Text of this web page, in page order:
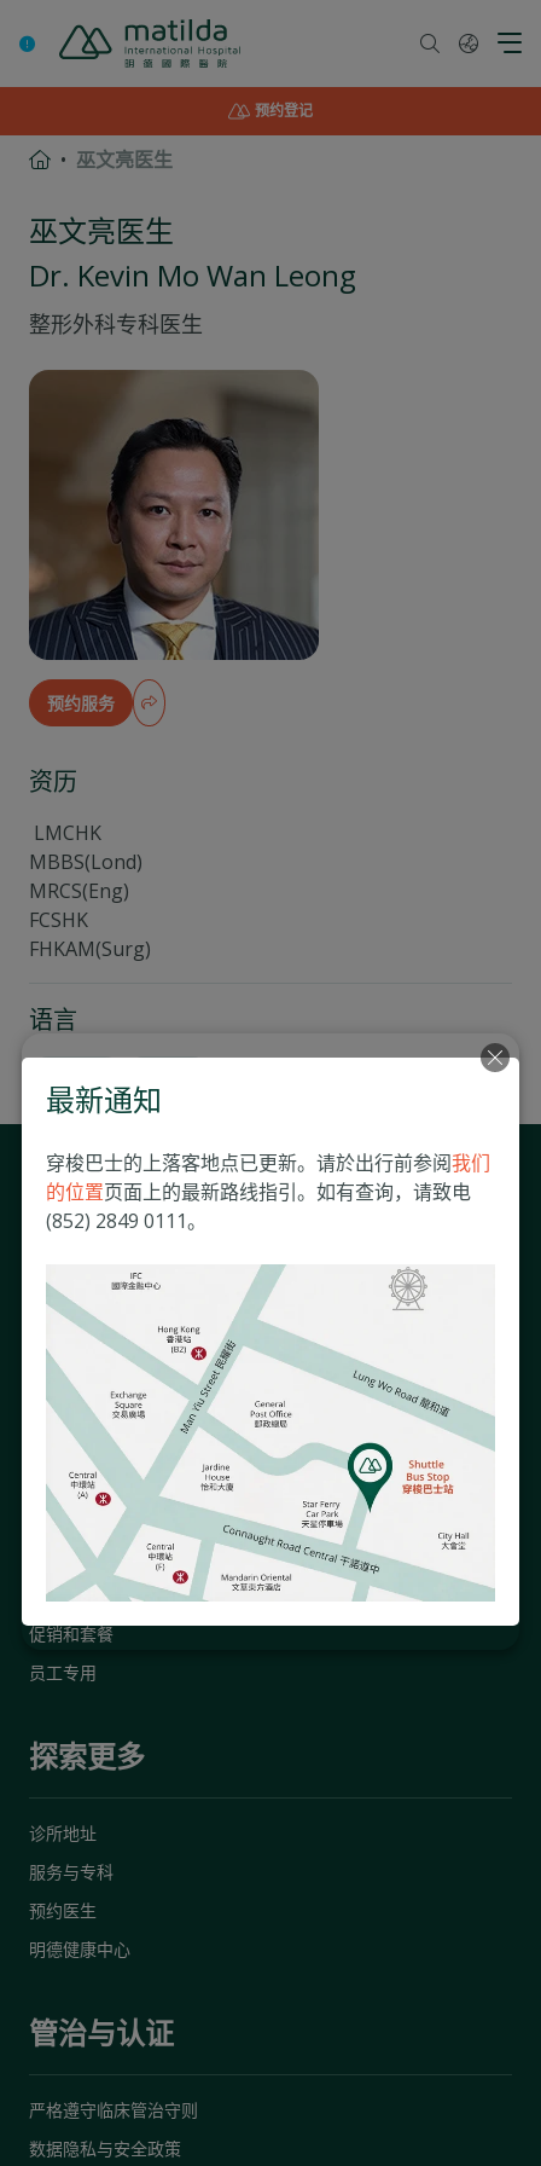
预约登记
巫文亮医生
巫文亮医生
Dr. Kevin Mo Wan Leong
整形外科专科医生
预约服务
资历
LMCHK
MBBS(Lond)
MRCS(Eng)
FCSHK
FHKAM(Surg)
语言
与我们保持联系
接收我们的电子通讯以了解跟您息息相关的医院活动及资讯。
如需了解更多有关我们使用您的资料的方式，请参阅我们的《
关于我们
慈善事业
明德资讯
促销和套餐
员工专用
探索更多
诊所地址
服务与专科
预约医生
明德健康中心
管治与认证
严格遵守临床管治守则
数据隐私与安全政策
最新通知
穿梭巴士的上落客地点已更新。请於出行前参阅我们
的位置页面上的最新路线指引。如有查询，请致电
(852) 2849 0111。